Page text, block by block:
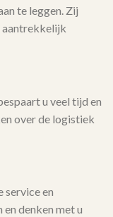
te leggen. Zij
aantrekkelijk
u veel tijd en
over de logistiek
service en
denken met u